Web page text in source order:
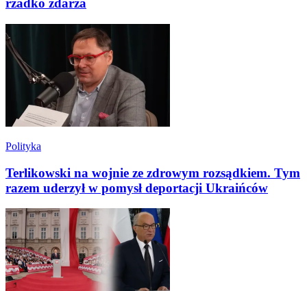
rzadko zdarza
Polityka
Terlikowski na wojnie ze zdrowym rozsądkiem. Tym
razem uderzył w pomysł deportacji Ukraińców